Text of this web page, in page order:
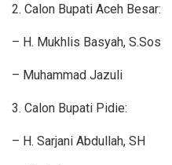
2. Calon Bupati Aceh Besar:
– H. Mukhlis Basyah, S.Sos
– Muhammad Jazuli
3. Calon Bupati Pidie:
– H. Sarjani Abdullah, SH